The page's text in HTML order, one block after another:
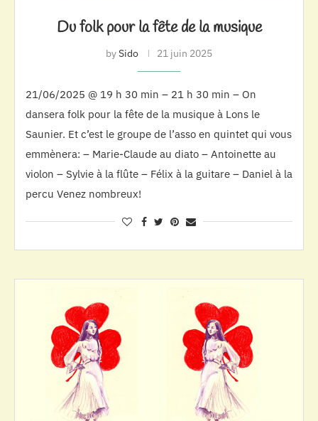
Du folk pour la fête de la musique
bySido 21 juin 2025
21/06/2025 @ 19 h 30 min – 21 h 30 min – On
dansera folk pour la fête de la musique à Lons le
Saunier. Et c’est le groupe de l’asso en quintet qui vous
emmènera: – Marie-Claude au diato – Antoinette au
violon – Sylvie à la flûte – Félix à la guitare – Daniel à la
percu Venez nombreux!